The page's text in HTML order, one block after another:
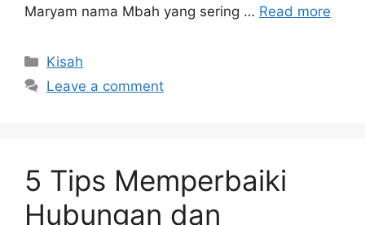
Maryam nama Mbah yang sering … Read more
Categories
Kisah
Leave a comment
5 Tips Memperbaiki
Hubungan dan